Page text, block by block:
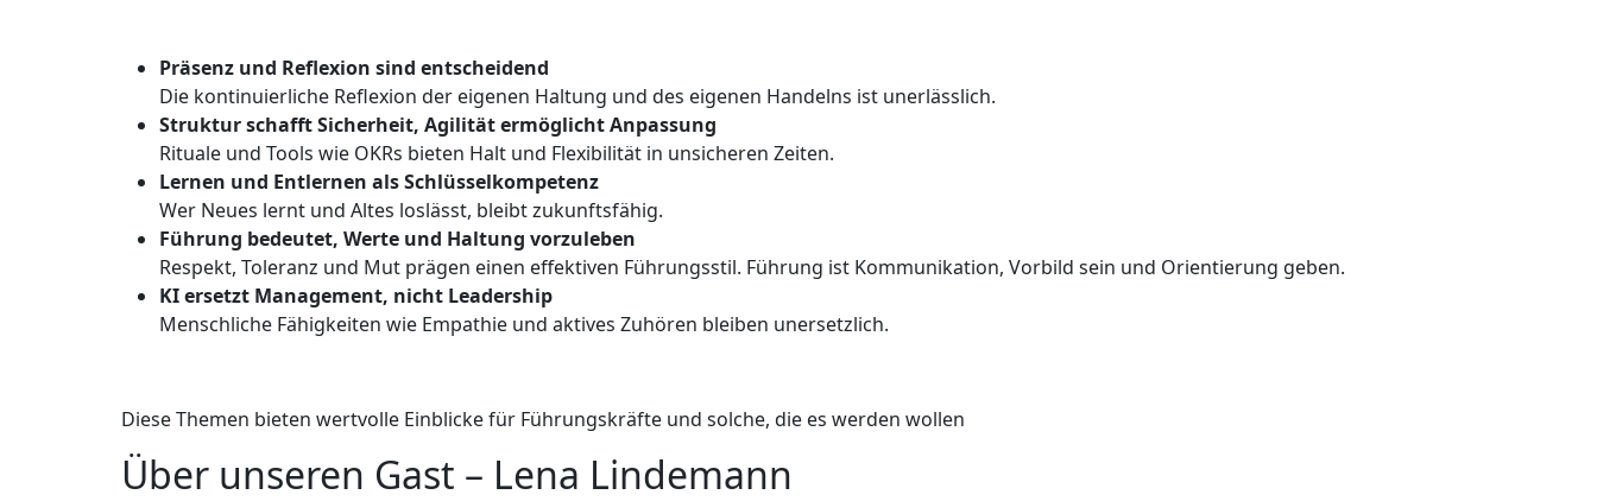
Präsenz und Reflexion sind entscheidend
Die kontinuierliche Reflexion der eigenen Haltung und des eigenen Handelns ist unerlässlich.
Struktur schafft Sicherheit, Agilität ermöglicht Anpassung
Rituale und Tools wie OKRs bieten Halt und Flexibilität in unsicheren Zeiten.
Lernen und Entlernen als Schlüsselkompetenz
Wer Neues lernt und Altes loslässt, bleibt zukunftsfähig.
Führung bedeutet, Werte und Haltung vorzuleben
Respekt, Toleranz und Mut prägen einen effektiven Führungsstil. Führung ist Kommunikation, Vorbild sein und Orientierung geben.
KI ersetzt Management, nicht Leadership
Menschliche Fähigkeiten wie Empathie und aktives Zuhören bleiben unersetzlich.
Diese Themen bieten wertvolle Einblicke für Führungskräfte und solche, die es werden wollen
Über unseren Gast – Lena Lindemann